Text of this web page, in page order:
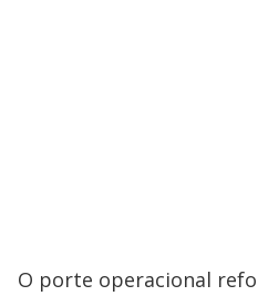
O porte operacional